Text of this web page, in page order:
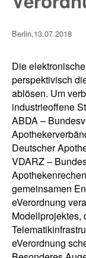
Inhalt
zur
Berlin,13.07.2018
Die
perspektivisch
ablösen. Um
industrieoffene
ABDA –
Deutscher
VDARZ –
gemeinsamen
eVerordnung
Modellprojektes,
eVerordnung